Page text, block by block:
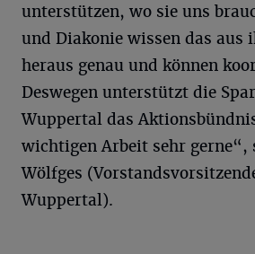
unterstützen, wo sie uns
und Diakonie wissen das aus
heraus genau und können
Deswegen unterstützt die
Wuppertal das
wichtigen Arbeit sehr gerne“,
Wölfges
Wuppertal).